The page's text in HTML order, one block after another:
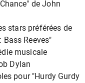
de John
stars préférées de
Reeves"
musicale
Dylan
pour "Hurdy Gurdy